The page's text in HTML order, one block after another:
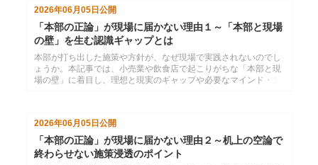
2026年06月05日公開
「本部の正論」が現場に届かない理由１～「本部と現場
の壁」を生む認識ギャップとは
本部が打ち出した施策や方針が、なぜ現場で実践されないのでし
ょうか。本記事では、小売業や飲食店で起こりがちな「本部と現
場の壁」に着目し、理想と現実のギャップや必要なマインド・ス
2026年06月05日 公開
「本部の正論」が現場に届かない理由２～机上の空論で
終わらせない施策浸透のポイント